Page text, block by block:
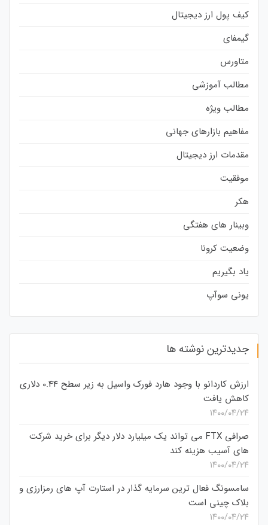
کیف پول ارز دیجیتال
گیمفای
متاورس
مطالب آموزشی
مطالب ویژه
مفاهیم بازارهای جهانی
مقدمات ارز دیجیتال
موفقیت
هکر
وبینار های هفتگی
وضعیت کرونا
یاد بگیریم
یونی سوآپ
جدیدترین نوشته ها
ارزش کاردانو با وجود هارد فورک واسیل به زیر سطح 0.44 دلاری
کاهش یافت
۱۴۰۰/۰۴/۲۴
صرافی FTX می تواند یک میلیارد دلار دیگر برای خرید شرکت
های آسیب هزینه کند
۱۴۰۰/۰۴/۲۴
سامسونگ فعال‌ ترین سرمایه‌ گذار در استارت‌ آپ‌ های رمزارزی و
بلاک چینی است
۱۴۰۰/۰۴/۲۴